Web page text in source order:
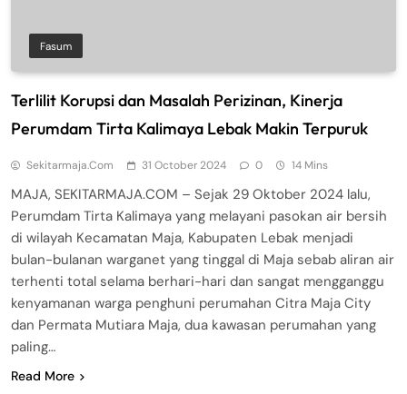
Fasum
Terlilit Korupsi dan Masalah Perizinan, Kinerja
Perumdam Tirta Kalimaya Lebak Makin Terpuruk
Sekitarmaja.com 31 October 2024 0 14 Mins
MAJA, SEKITARMAJA.COM – Sejak 29 Oktober 2024 lalu,
Perumdam Tirta Kalimaya yang melayani pasokan air bersih
di wilayah Kecamatan Maja, Kabupaten Lebak menjadi
bulan-bulanan warganet yang tinggal di Maja sebab aliran air
terhenti total selama berhari-hari dan sangat mengganggu
kenyamanan warga penghuni perumahan Citra Maja City
dan Permata Mutiara Maja, dua kawasan perumahan yang
paling…
Read More